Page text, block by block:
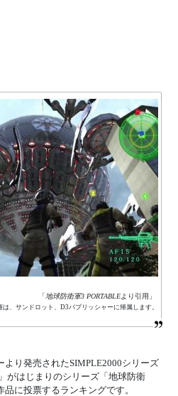
「地球防衛軍3 PORTABLEより引用」
は、サンドロット、D3パブリッシャーに帰属します。
り発売されたSIMPLE2000シリーズ
がはじまりのシリーズ「地球防衛
に投票するランキングです。